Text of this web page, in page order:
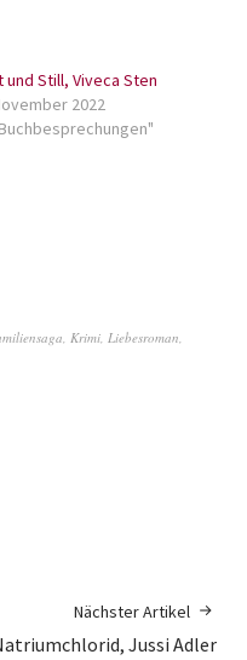
und Still, Viveca Sten
2022
, Krimi, Liebesroman,
Nächster Artikel
Jussi Adler